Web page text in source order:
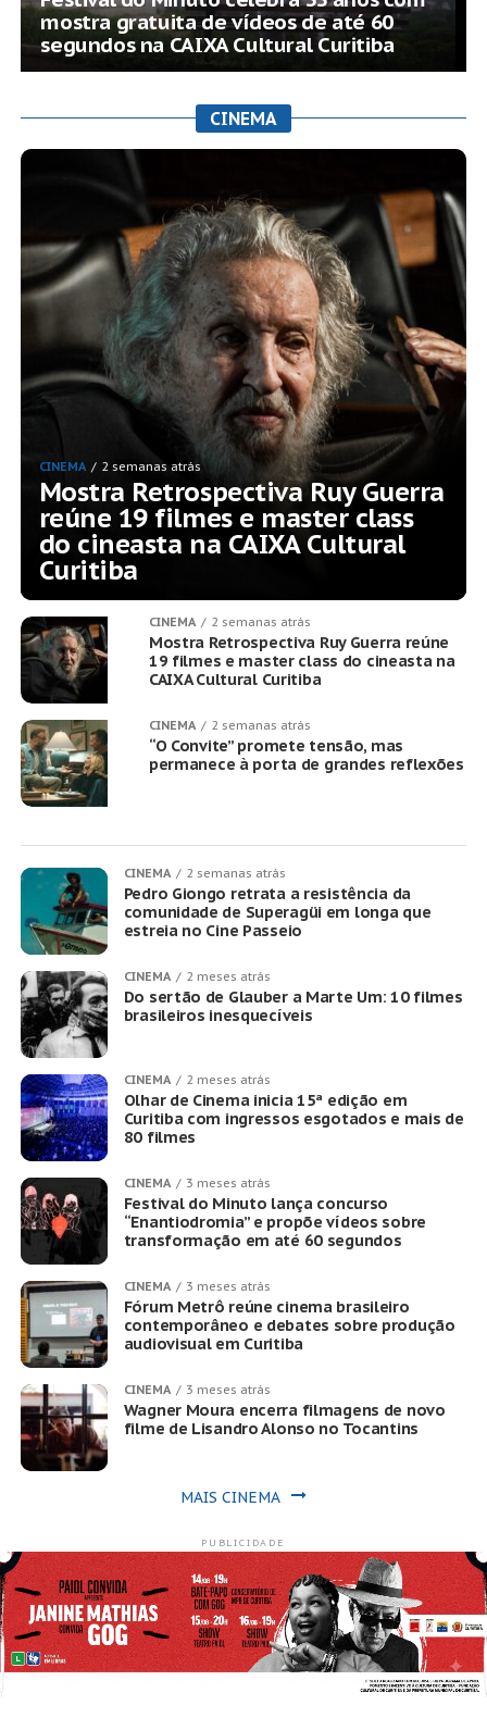
mostra gratuita de vídeos de até 60
segundos na CAIXA Cultural Curitiba
CINEMA
CINEMA 2 semanas atrás
Mostra Retrospectiva Ruy Guerra
reúne 19 filmes e master class
do cineasta na CAIXA Cultural
Curitiba
CINEMA 2 semanas atrás
Mostra Retrospectiva Ruy Guerra reúne
19 filmes e master class do cineasta na
CAIXA Cultural Curitiba
CINEMA 2 semanas atrás
“O Convite” promete tensão, mas
permanece à porta de grandes reflexões
CINEMA 2 semanas atrás
Pedro Giongo retrata a resistência da
comunidade de Superagüi em longa que
estreia no Cine Passeio
CINEMA 2 meses atrás
Do sertão de Glauber a Marte Um: 10 filmes
brasileiros inesquecíveis
CINEMA 2 meses atrás
Olhar de Cinema inicia 15ª edição em
Curitiba com ingressos esgotados e mais de
80 filmes
CINEMA 3 meses atrás
Festival do Minuto lança concurso
“Enantiodromia” e propõe vídeos sobre
transformação em até 60 segundos
CINEMA 3 meses atrás
Fórum Metrô reúne cinema brasileiro
contemporâneo e debates sobre produção
audiovisual em Curitiba
CINEMA 3 meses atrás
Wagner Moura encerra filmagens de novo
filme de Lisandro Alonso no Tocantins
MAIS CINEMA
PUBLICIDADE